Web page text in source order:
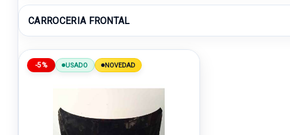
CARROCERIA FRONTAL
-5% USADO NOVEDAD